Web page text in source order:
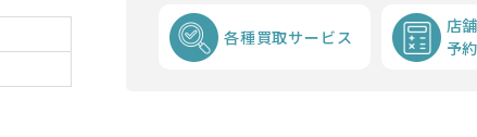
各種買取サービス
店
予